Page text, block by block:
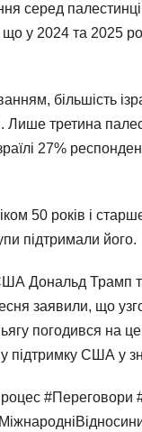
серед
у 2024 та 2025
більшість
третина
27%
50 років і
підтримали його.
Дональд Трамп та
заявили, що
погодився на
підтримку США у
#Переговори